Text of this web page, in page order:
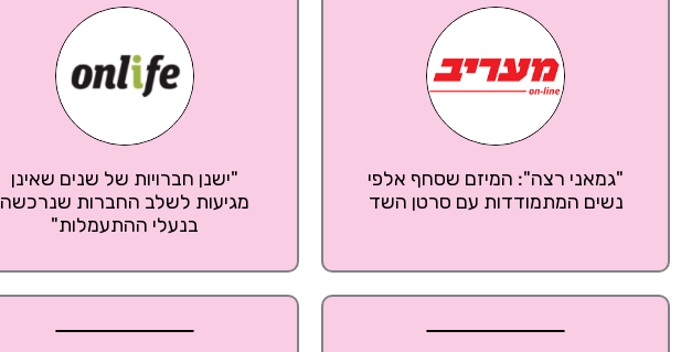
"גמאני רצה": המיזם שסחף אלפי
נשים המתמודדות עם סרטן השד
"ישנן חברויות של שנים שאינן
מגיעות לשלב החברות שנרכשה
בנעלי ההתעמלות"